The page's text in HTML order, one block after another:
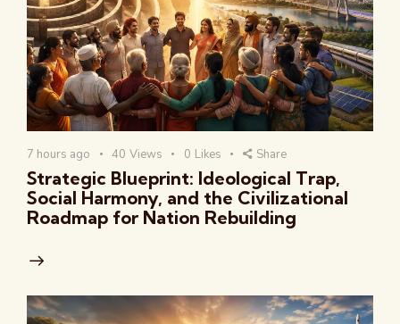
7 hours ago 40 Views 0 Likes Share
Strategic Blueprint: Ideological Trap,
Social Harmony, and the Civilizational
Roadmap for Nation Rebuilding